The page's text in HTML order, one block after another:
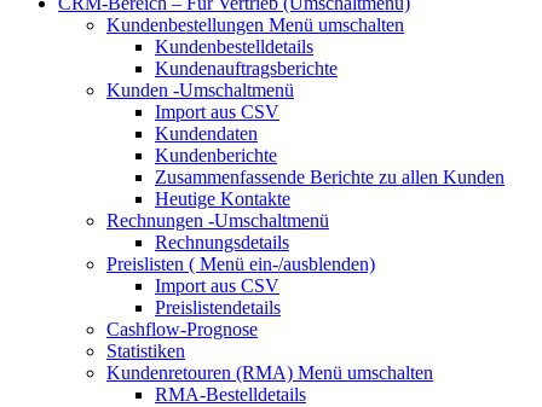
Kundenbestellungen Menü umschalten
Kundenbestelldetails
Kundenauftragsberichte
Kunden -Umschaltmenü
Import aus CSV
Kundendaten
Kundenberichte
Zusammenfassende Berichte zu allen Kunden
Heutige Kontakte
Rechnungen -Umschaltmenü
Rechnungsdetails
Preislisten ( Menü ein-/ausblenden)
Import aus CSV
Preislistendetails
Cashflow-Prognose
Statistiken
Kundenretouren (RMA) Menü umschalten
RMA-Bestelldetails